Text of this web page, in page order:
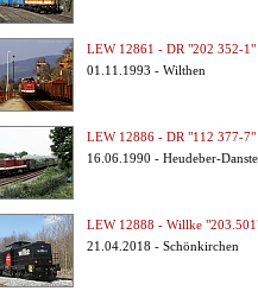
LEW 12861 - DR "202 352-1"
01.11.1993 - Wilthen
LEW 12886 - DR "112 377-7"
16.06.1990 - Heudeber-
LEW 12888 - Willke
21.04.2018 - Schönkirchen